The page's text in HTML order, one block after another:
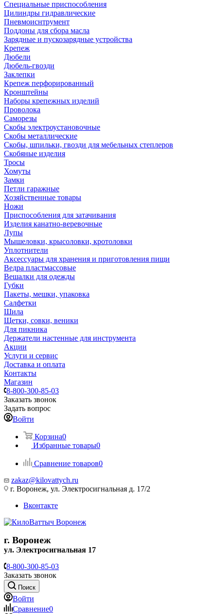
Специальные приспособления
Цилиндры гидравлические
Пневмоиснтрумент
Поддоны для сбора масла
Зарядные и пускозарядные устройства
Крепеж
Дюбели
Дюбель-гвозди
Заклепки
Крепеж перфорированный
Кронштейны
Наборы крепежных изделий
Проволока
Саморезы
Скобы электроустановочные
Скобы металлические
Скобы, шпильки, гвозди для мебельных степлеров
Скобяные изделия
Тросы
Хомуты
Замки
Петли гаражные
Хозяйственные товары
Ножи
Приспособления для затачивания
Изделия канатно-веревочные
Лупы
Мышеловки, крысоловки, кротоловки
Уплотнители
Аксессуары для хранения и приготовления пищи
Ведра пластмассовые
Вешалки для одежды
Губки
Пакеты, мешки, упаковка
Салфетки
Шила
Щетки, совки, веники
Для пикника
Держатели настенные для инструмента
Акции
Услуги и сервис
Доставка и оплата
Контакты
Магазин
8-800-300-85-03
Заказать звонок
Задать вопрос
Войти
Корзина0
Избранные товары0
Сравнение товаров0
zakaz@kilovattych.ru
г. Воронеж, ул. Электросигнальная д. 17/2
Вконтакте
г. Воронеж
ул. Электросигнальная 17
8-800-300-85-03
Заказать звонок
Поиск
Войти
Сравнение0